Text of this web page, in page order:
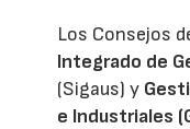
Los Consejos
Integrado de
(Sigaus) y
e Industriales